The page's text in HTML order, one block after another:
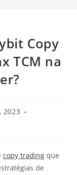
Copy
TCM na
2023
copy trading que
de